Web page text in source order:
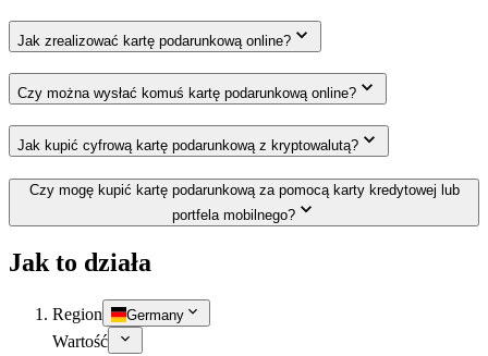
Jak zrealizować kartę podarunkową online?
Czy można wysłać komuś kartę podarunkową online?
Jak kupić cyfrową kartę podarunkową z kryptowalutą?
Czy mogę kupić kartę podarunkową za pomocą karty kredytowej lub
portfela mobilnego?
Jak to działa
Region Germany
Wartość